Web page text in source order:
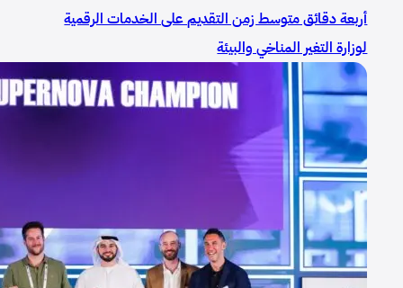
أربعة دقائق متوسط زمن التقديم على الخدمات الرقمية
لوزارة التغير المناخي والبيئة